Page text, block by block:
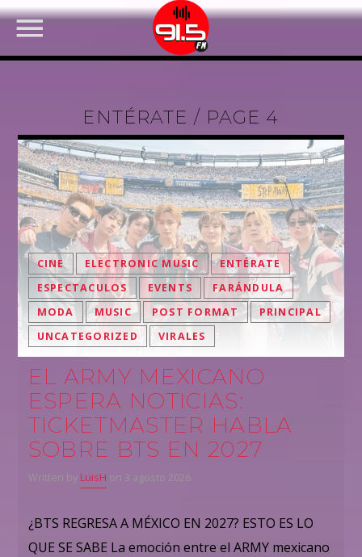
FACEBOOK
ENTÉRATE / PAGE 4
CINE ELECTRONIC MUSIC
ENTÉRATE
ESPECTACULOS
EVENTS
FARÁNDULA
MODA
MUSIC POST FORMAT
PRINCIPAL
UNCATEGORIZED
VIRALES
EL ARMY MEXICANO
ESPERA NOTICIAS:
TICKETMASTER HABLA
SOBRE BTS EN 2027
Written by LuisH on 3 agosto 2026
¿BTS REGRESA A MÉXICO EN 2027? ESTO ES LO
QUE SE SABE La emoción entre el ARMY mexicano